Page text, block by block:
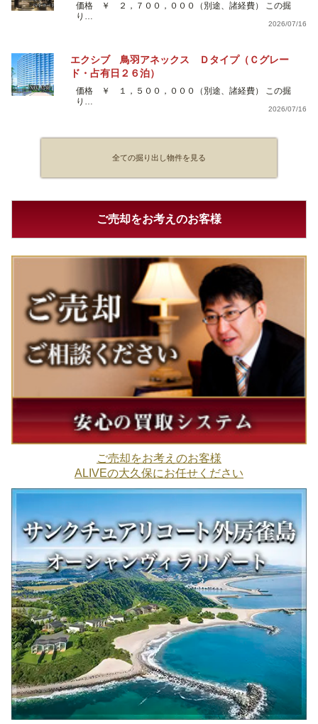
価格 ￥ ２，７００，０００（別途、諸経費） この掘
り…
2026/07/16
エクシブ 鳥羽アネックス Ｄタイプ（Ｃグレー
ド・占有日２６泊）
価格 ￥ １，５００，０００（別途、諸経費） この掘
り…
2026/07/16
全ての掘り出し物件を見る
ご売却をお考えのお客様
ご売却をお考えのお客様
ALIVEの大久保にお任せください